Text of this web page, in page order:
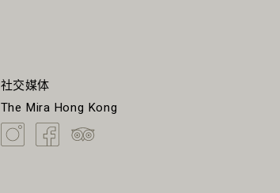
社交媒体
The Mira Hong Kong